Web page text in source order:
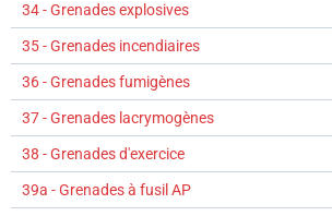
34 - Grenades explosives
35 - Grenades incendiaires
36 - Grenades fumigènes
37 - Grenades lacrymogènes
38 - Grenades d'exercice
39a - Grenades à fusil AP